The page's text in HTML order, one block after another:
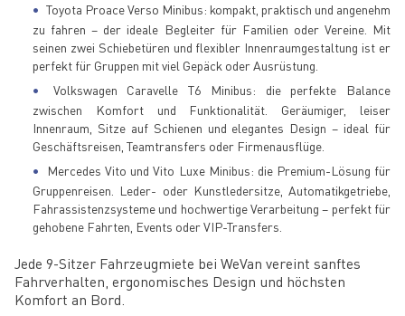
Toyota Proace Verso Minibus: kompakt, praktisch und angenehm
zu fahren – der ideale Begleiter für Familien oder Vereine. Mit
seinen zwei Schiebetüren und flexibler Innenraumgestaltung ist er
perfekt für Gruppen mit viel Gepäck oder Ausrüstung.
Volkswagen Caravelle T6 Minibus: die perfekte Balance
zwischen Komfort und Funktionalität. Geräumiger, leiser
Innenraum, Sitze auf Schienen und elegantes Design – ideal für
Geschäftsreisen, Teamtransfers oder Firmenausflüge.
Mercedes Vito und Vito Luxe Minibus: die Premium-Lösung für
Gruppenreisen. Leder- oder Kunstledersitze, Automatikgetriebe,
Fahrassistenzsysteme und hochwertige Verarbeitung – perfekt für
gehobene Fahrten, Events oder VIP-Transfers.
Jede 9-Sitzer Fahrzeugmiete bei WeVan vereint sanftes
Fahrverhalten, ergonomisches Design und höchsten
Komfort an Bord.